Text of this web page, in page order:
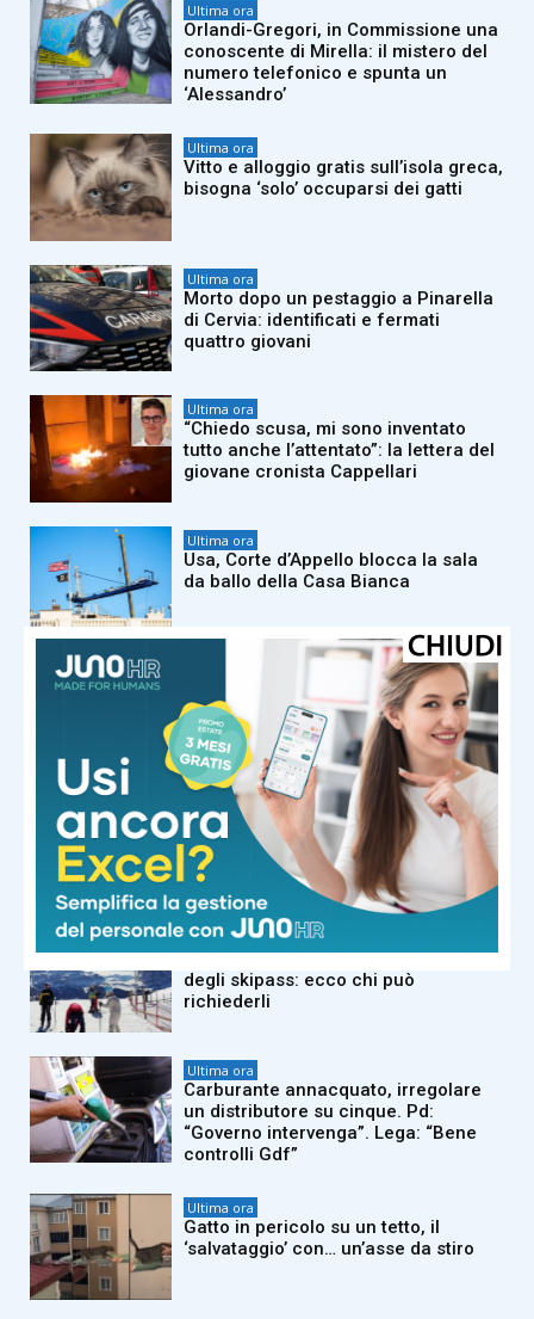
Ultima ora
Orlandi-Gregori, in Commissione una
conoscente di Mirella: il mistero del
numero telefonico e spunta un
‘Alessandro’
Ultima ora
Vitto e alloggio gratis sull’isola greca,
bisogna ‘solo’ occuparsi dei gatti
Ultima ora
Morto dopo un pestaggio a Pinarella
di Cervia: identificati e fermati
quattro giovani
Ultima ora
“Chiedo scusa, mi sono inventato
tutto anche l’attentato”: la lettera del
giovane cronista Cappellari
Ultima ora
Usa, Corte d’Appello blocca la sala
da ballo della Casa Bianca
Florida, cresce l’allarme per il
batterio mangiacarne: c’è una
seconda vittima
Ultima ora
Guccini, domani i funerali: la sua
Pavana lo saluta nel silenzio. Il
sindaco: “Massimo rispetto per le
sue volontà”
Ultima ora
Dolomiti Superski, via ai rimborsi
degli skipass: ecco chi può
richiederli
Ultima ora
Carburante annacquato, irregolare
un distributore su cinque. Pd:
“Governo intervenga”. Lega: “Bene
controlli Gdf”
Ultima ora
Gatto in pericolo su un tetto, il
‘salvataggio’ con… un’asse da stiro